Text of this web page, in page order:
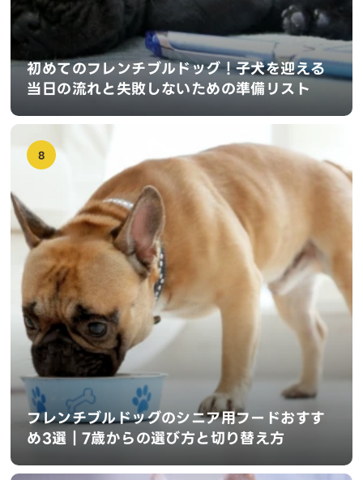
初めてのフレンチブルドッグ！子犬を迎える
当日の流れと失敗しないための準備リスト
8
フレンチブルドッグのシニア用フードおすす
め3選｜7歳からの選び方と切り替え方